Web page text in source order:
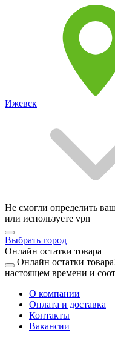
Ижевск
Не смогли определить
или используете vpn
Выбрать город
Онлайн остатки товара
Онлайн остатки
настоящем времени и
О компании
Оплата и доставка
Контакты
Вакансии